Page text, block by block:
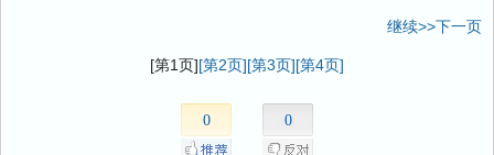
继续>>下一页
[第1页][第2页][第3页][第4页]
0 0